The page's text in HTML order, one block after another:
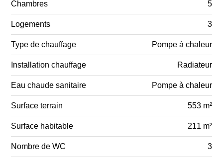
Chambres 5
Logements 3
Type de chauffage Pompe à chaleur
Installation chauffage Radiateur
Eau chaude sanitaire Pompe à chaleur
Surface terrain 553 m²
Surface habitable 211 m²
Nombre de WC 3